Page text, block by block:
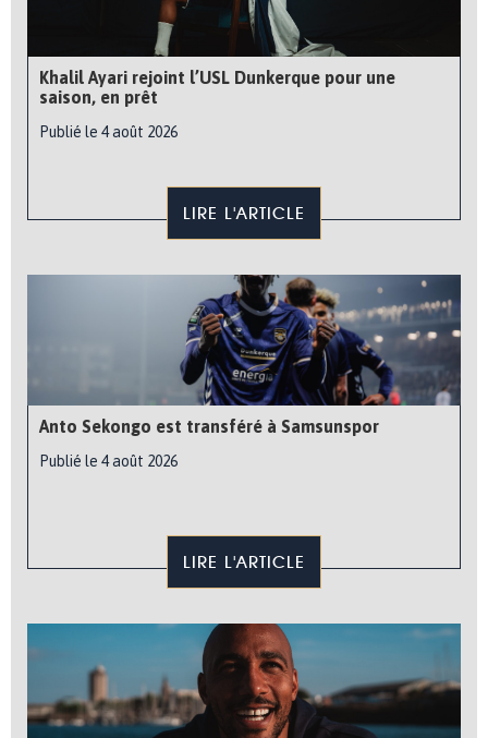
Khalil Ayari rejoint l’USL Dunkerque pour une
saison, en prêt
Publié le 4 août 2026
LIRE L'ARTICLE
Anto Sekongo est transféré à Samsunspor
Publié le 4 août 2026
LIRE L'ARTICLE